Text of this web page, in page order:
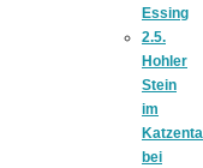
Essing
2.5.
Hohler
Stein
im
Katzental
bei